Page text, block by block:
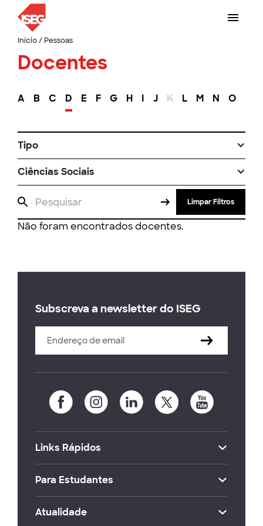
Início/ Pessoas
Docentes
A B C D E F G H I J K L M N O
Tipo
Ciências Sociais
Limpar Filtros
Não foram encontrados docentes.
Subscreva a newsletter do ISEG
Links Rápidos
Para Estudantes
Atualidade